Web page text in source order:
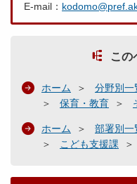
E-mail：
この
ホーム 分野別一
保育・教育
ホーム 部署別一
こども支援課